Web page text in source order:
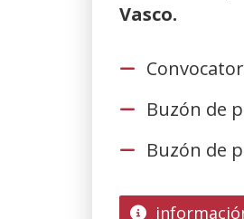
Vasco.
Buzón de
Buzón de